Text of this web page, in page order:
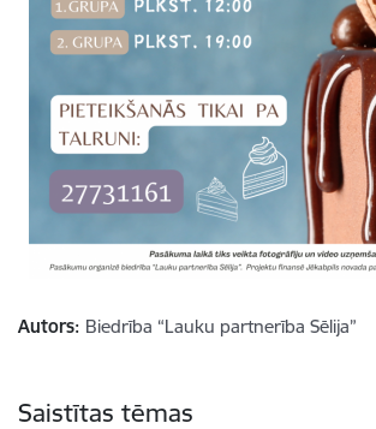
Autors: Biedrība “Lauku partnerība Sēlija”
Saistītas tēmas